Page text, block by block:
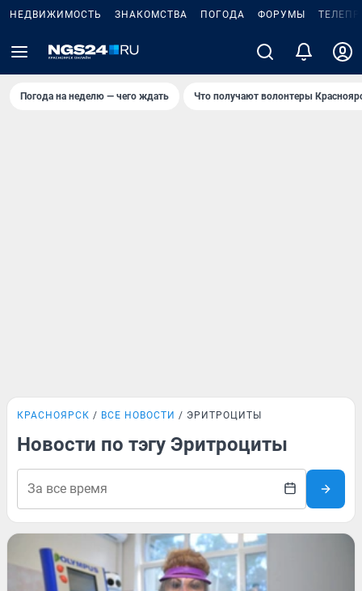
НЕДВИЖИМОСТЬ ЗНАКОМСТВА ПОГОДА ФОРУМЫ
Погода на неделю — чего ждать Что получают волонтеры
КРАСНОЯРСК ВСЕ НОВОСТИ ЭРИТРОЦИТЫ
Новости по тэгу Эритроциты